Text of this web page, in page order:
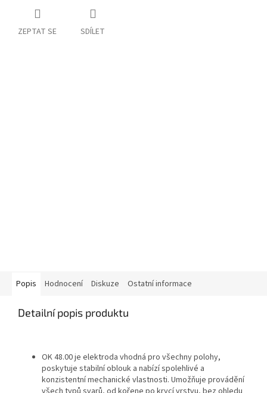
ZEPTAT SE SDÍLET
Popis Hodnocení Diskuze Ostatní informace
Detailní popis produktu
OK 48.00 je elektroda vhodná pro všechny polohy,
poskytuje stabilní oblouk a nabízí spolehlivé a
konzistentní mechanické vlastnosti. Umožňuje provádění